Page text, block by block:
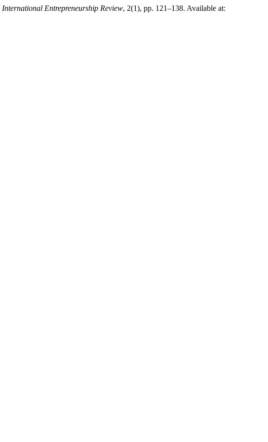
International Entrepreneurship Review, 2(1), pp. 121–138. Available at: